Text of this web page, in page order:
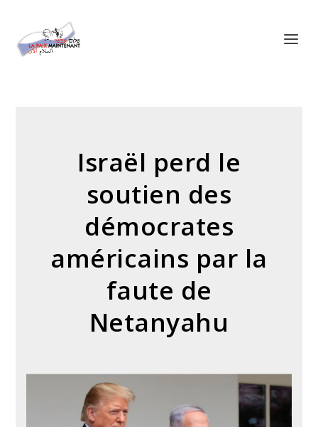
Israël perd le
soutien des
démocrates
américains par la
faute de
Netanyahu